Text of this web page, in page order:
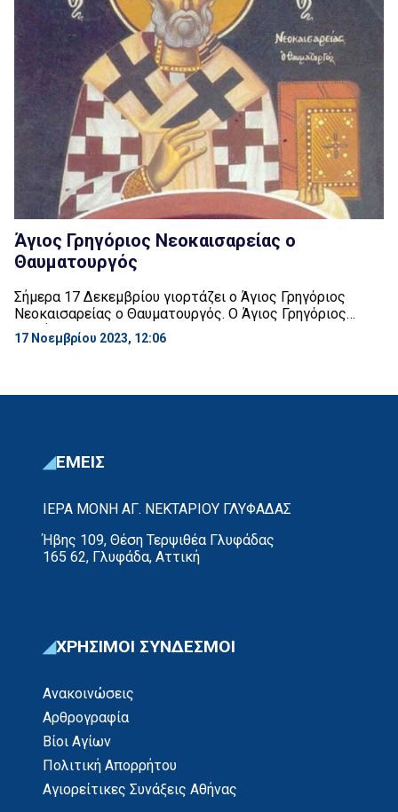
Άγιος Γρηγόριος Νεοκαισαρείας ο
Θαυματουργός
Σήμερα 17 Δεκεμβρίου γιορτάζει ο Άγιος Γρηγόριος
Νεοκαισαρείας ο Θαυματουργός. Ο Άγιος Γρηγόριος
γεννήθηκε περίπου το 210 με 215 μ.Χ. Αρχικά
ονομαζόταν Θεόδωρος και οι γονείς του ήταν Έλληνες
ως Καβηρία, Διάσπολις και Σεβαστή, το σημερινό
17 Νοεμβρίου 2023, 12:06
ΕΜΕΙΣ
ΙΕΡΑ ΜΟΝΗ ΑΓ. ΝΕΚΤΑΡΙΟΥ ΓΛΥΦΑΔΑΣ
Ήβης 109, Θέση Τερψιθέα Γλυφάδας
165 62, Γλυφάδα, Αττική
ΧΡΗΣΙΜΟΙ ΣΥΝΔΕΣΜΟΙ
Ανακοινώσεις
Αρθρογραφία
Βίοι Αγίων
Πολιτική Απορρήτου
Αγιορείτικες Συνάξεις Αθήνας